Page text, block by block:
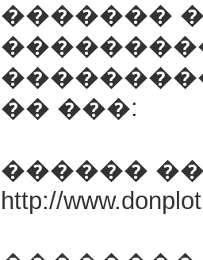
�������
�� ���:
������
http://